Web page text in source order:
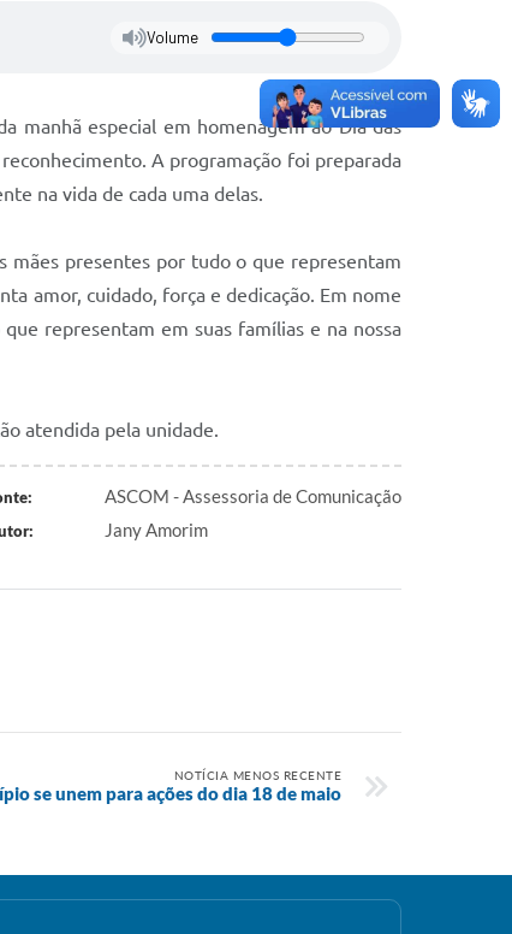
Volume
manhã especial em homenagem ao Dia das
A programação foi preparada
na vida de cada uma delas.
mães presentes por tudo o que representam
amor, cuidado, força e dedicação. Em nome
representam em suas famílias e na nossa
atendida pela unidade.
ASCOM - Assessoria de Comunicação
Jany Amorim
NOTÍCIA MENOS RECENTE
se unem para ações do dia 18 de maio